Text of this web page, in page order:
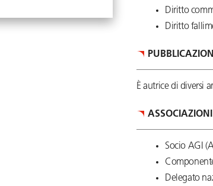
Diritto
Diritto
È autrice di diversi
ASSOCIAZIONI
Socio AGI
Delegato